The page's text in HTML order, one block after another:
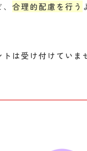
合理的配慮を行う
トは受け付けていま